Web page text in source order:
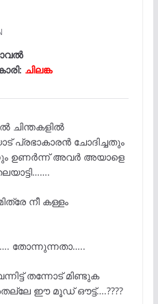
ചിലങ്ക
ചിന്തകളിൽ
പ്രഭാകാരൻ ചോദിച്ചതും
ഉണർന്ന് അവർ അയാളെ
നീ കള്ളം
തോന്നുന്നതാ…..
തന്നോട് മിണ്ടുക
ഈ മൂഡ് ഔട്ട്‌….????